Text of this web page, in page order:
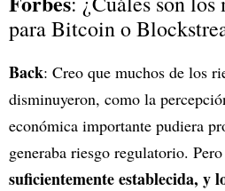
para Bitcoin o
Back: Creo que muchos de los
disminuyeron, como la
económica importante pudiera
generaba riesgo regulatorio.
suficientemente establecida, y